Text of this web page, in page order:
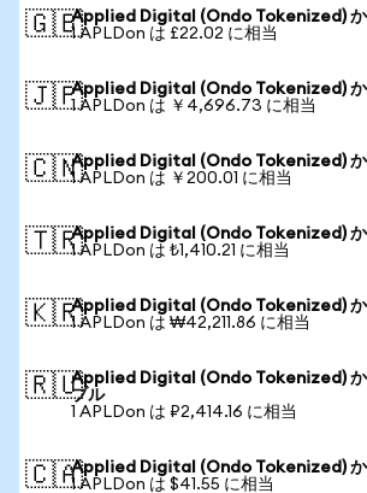
🇬🇧Applied Digital (Ondo Tokenized) か
1 APLDon は £22.02 に相当
🇯🇵Applied Digital (Ondo Tokenized) か
1 APLDon は ￥4,696.73 に相当
🇨🇳Applied Digital (Ondo Tokenized) か
1 APLDon は ￥200.01 に相当
🇹🇷Applied Digital (Ondo Tokenized) か
1 APLDon は ₺1,410.21 に相当
🇰🇷Applied Digital (Ondo Tokenized) か
1 APLDon は ₩42,211.86 に相当
🇷🇺Applied Digital (Ondo Tokenized) か
ブル
1 APLDon は ₽2,414.16 に相当
🇨🇦Applied Digital (Ondo Tokenized) か
1 APLDon は $41.55 に相当